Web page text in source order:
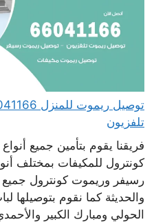
تلفزيون
فريقنا يقوم بتأمين جميع
كونترول للمكيفات بمختلف
رسيفر وريموت كونترول جميع
والحديثة كما نقوم بتوصيلها
الحولي ومبارك الكبير